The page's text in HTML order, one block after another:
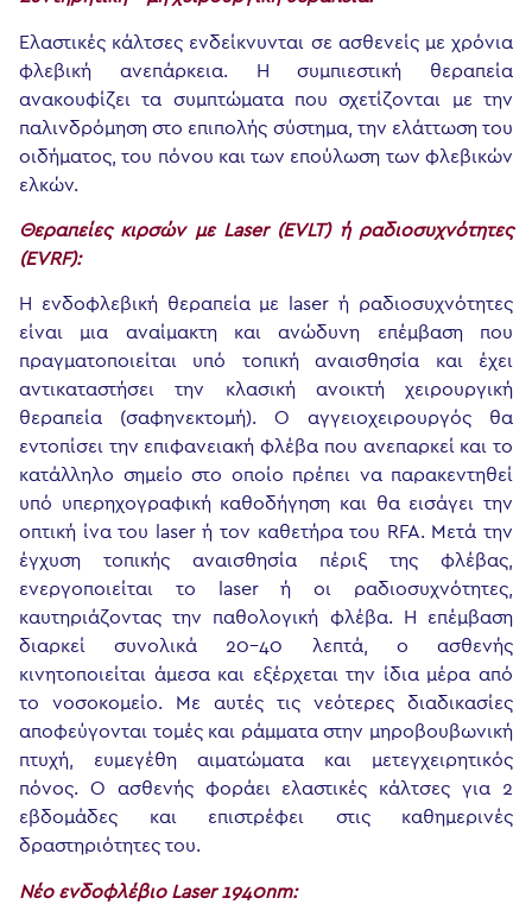
Ελαστικές κάλτσες ενδείκνυνται σε ασθενείς με χρόνια
φλεβική ανεπάρκεια. Η συμπιεστική θεραπεία
ανακουφίζει τα συμπτώματα που σχετίζονται με την
παλινδρόμηση στο επιπολής σύστημα, την ελάττωση του
οιδήματος, του πόνου και των επούλωση των φλεβικών
ελκών.
Θεραπείες κιρσών με Laser (EVLT) ή ραδιοσυχνότητες
(EVRF):
Η ενδοφλεβική θεραπεία με laser ή ραδιοσυχνότητες
είναι μια αναίμακτη και ανώδυνη επέμβαση που
πραγματοποιείται υπό τοπική αναισθησία και έχει
αντικαταστήσει την κλασική ανοικτή χειρουργική
θεραπεία (σαφηνεκτομή). Ο αγγειοχειρουργός θα
εντοπίσει την επιφανειακή φλέβα που ανεπαρκεί και το
κατάλληλο σημείο στο οποίο πρέπει να παρακεντηθεί
υπό υπερηχογραφική καθοδήγηση και θα εισάγει την
οπτική ίνα του laser ή τον καθετήρα του RFA. Μετά την
έγχυση τοπικής αναισθησία πέριξ της φλέβας,
ενεργοποιείται το laser ή οι ραδιοσυχνότητες,
καυτηριάζοντας την παθολογική φλέβα. Η επέμβαση
διαρκεί συνολικά 20-40 λεπτά, ο ασθενής
κινητοποιείται άμεσα και εξέρχεται την ίδια μέρα από
το νοσοκομείο. Με αυτές τις νεότερες διαδικασίες
αποφεύγονται τομές και ράμματα στην μηροβουβωνική
πτυχή, ευμεγέθη αιματώματα και μετεγχειρητικός
πόνος. Ο ασθενής φοράει ελαστικές κάλτσες για 2
εβδομάδες και επιστρέφει στις καθημερινές
δραστηριότητες του.
Νέο ενδοφλέβιο Laser 1940nm: